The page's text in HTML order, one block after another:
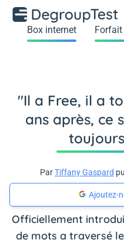
Box internet
"Il a Free, il a
ans après, ce
ParTiffany Gaspard
Ajoutez-
Officiellement
de mots a traversé